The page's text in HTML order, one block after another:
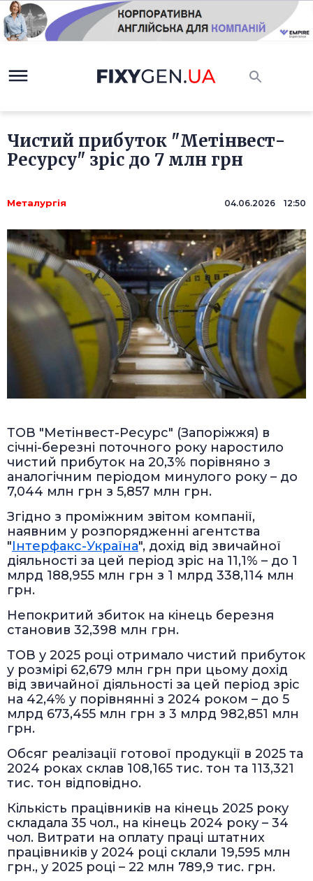
Чистий прибуток "Метінвест-
Ресурсу" зріс до 7 млн грн
Металургія 04.06.2026 12:50
ТОВ "Метінвест-Ресурс" (Запоріжжя) в
січні-березні поточного року наростило
чистий прибуток на 20,3% порівняно з
аналогічним періодом минулого року – до
7,044 млн грн з 5,857 млн грн.
Згідно з проміжним звітом компанії,
наявним у розпорядженні агентства
"Інтерфакс-Україна", дохід від звичайної
діяльності за цей період зріс на 11,1% – до 1
млрд 188,955 млн грн з 1 млрд 338,114 млн
грн.
Непокритий збиток на кінець березня
становив 32,398 млн грн.
ТОВ у 2025 році отримало чистий прибуток
у розмірі 62,679 млн грн при цьому дохід
від звичайної діяльності за цей період зріс
на 42,4% у порівнянні з 2024 роком – до 5
млрд 673,455 млн грн з 3 млрд 982,851 млн
грн.
Обсяг реалізації готової продукції в 2025 та
2024 роках склав 108,165 тис. тон та 113,321
тис. тон відповідно.
Кількість працівників на кінець 2025 року
складала 35 чол., на кінець 2024 року – 34
чол. Витрати на оплату праці штатних
працівників у 2024 році склали 19,595 млн
грн., у 2025 році – 22 млн 789,9 тис. грн.